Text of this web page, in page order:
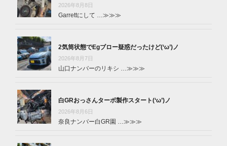
2026年8月8日
Garrettにして …≫≫≫
2気筒状態でEgブロー疑惑だったけど(‘ω’)ノ
2026年8月7日
山口ナンバーのリキシ …≫≫≫
白GRおっさんターボ製作スタート(‘ω’)ノ
2026年8月6日
奈良ナンバー白GR園 …≫≫≫